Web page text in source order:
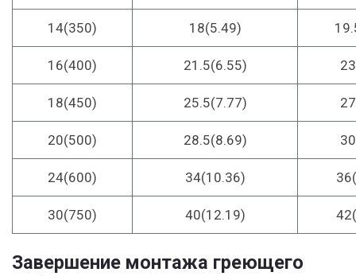
14(350) 18(5.49)
16(400) 21.5(6.55)
18(450) 25.5(7.77)
20(500) 28.5(8.69)
24(600) 34(10.36)
30(750) 40(12.19)
Завершение монтажа греющего